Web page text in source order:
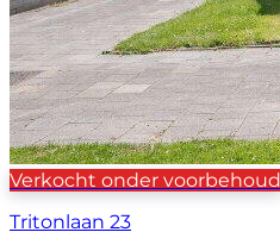
Verkocht onder voorbehoud
Tritonlaan 23